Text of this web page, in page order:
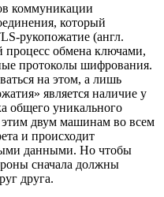
коммуникации
который
рукопожатие (англ.
процесс обмена ключами,
протоколы шифрования.
на этом, а лишь
является наличие у
общего уникального
этим двум машинам во всем
и происходит
данными. Но чтобы
сначала должны
друга.